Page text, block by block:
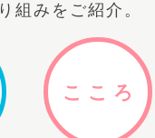
組みをご紹介。
ここ ろ